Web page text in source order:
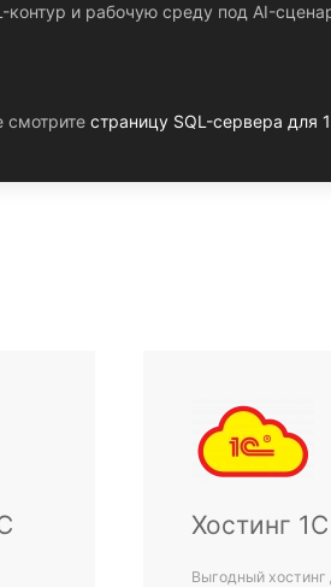
и рабочую среду под AI-
смотрите страницу SQL-сервера для
Хостинг 1С
Выгодный хостинг